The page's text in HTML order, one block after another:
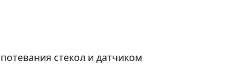
стекол и датчиком